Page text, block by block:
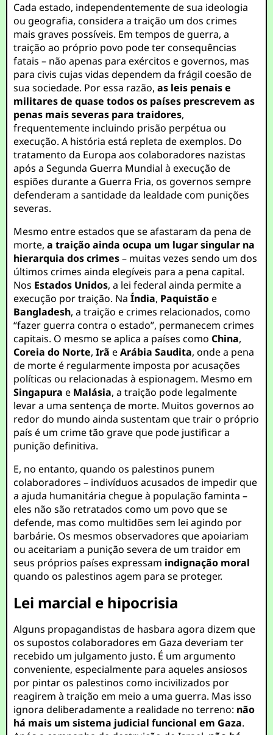
Cada estado, independentemente de sua ideologia
ou geografia, considera a traição um dos crimes
mais graves possíveis. Em tempos de guerra, a
traição ao próprio povo pode ter consequências
fatais – não apenas para exércitos e governos, mas
para civis cujas vidas dependem da frágil coesão de
sua sociedade. Por essa razão,as leis penais e
militares de quase todos os países prescrevem as
penas mais severas para traidores,
frequentemente incluindo prisão perpétua ou
execução. A história está repleta de exemplos. Do
tratamento da Europa aos colaboradores nazistas
após a Segunda Guerra Mundial à execução de
espiões durante a Guerra Fria, os governos sempre
defenderam a santidade da lealdade com punições
severas.
Mesmo entre estados que se afastaram da pena de
morte,a traição ainda ocupa um lugar singular na
hierarquia dos crimes– muitas vezes sendo um dos
últimos crimes ainda elegíveis para a pena capital.
Nos Estados Unidos, a lei federal ainda permite a
execução por traição. NaÍndia, Paquistãoe
Bangladesh, a traição e crimes relacionados, como
“fazer guerra contra o estado”, permanecem crimes
capitais. O mesmo se aplica a países comoChina,
Coreia do Norte,Irã eArábia Saudita, onde a pena
de morte é regularmente imposta por acusações
políticas ou relacionadas à espionagem. Mesmo em
Singapura e Malásia, a traição pode legalmente
levar a uma sentença de morte. Muitos governos ao
redor do mundo ainda sustentam que trair o próprio
país é um crime tão grave que pode justificar a
punição definitiva.
E, no entanto, quando os palestinos punem
colaboradores – indivíduos acusados de impedir que
a ajuda humanitária chegue à população faminta –
eles não são retratados como um povo que se
defende, mas como multidões sem lei agindo por
barbárie. Os mesmos observadores que apoiariam
ou aceitariam a punição severa de um traidor em
seus próprios países expressam indignação moral
quando os palestinos agem para se proteger.
Lei marcial e hipocrisia
Alguns propagandistas de hasbara agora dizem que
os supostos colaboradores em Gaza deveriam ter
recebido um julgamento justo. É um argumento
conveniente, especialmente para aqueles ansiosos
por pintar os palestinos como incivilizados por
reagirem à traição em meio a uma guerra. Mas isso
ignora deliberadamente a realidade no terreno: não
há mais um sistema judicial funcional em Gaza.